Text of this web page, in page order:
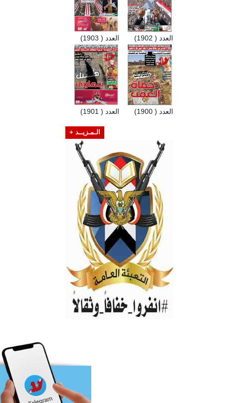
العدد ( 1903) العدد ( 1902)
العدد ( 1901) العدد ( 1900)
الـمـزيــد +